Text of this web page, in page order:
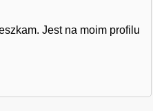
Jest na moim profilu